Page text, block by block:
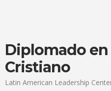
Diplomado
Cristiano
Latin American Leadership